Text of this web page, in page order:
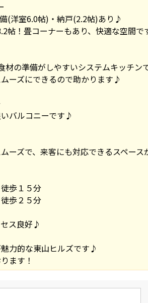
(洋室6.0帖)・納戸(2.2帖)あり♪
帖！畳コーナーもあり、快適な空間で
の準備がしやすいシステムキッチン
ーズにできるので助かります♪
バルコニーです♪
ーズで、来客にも対応できるスペース
歩１５分
歩２５分
ス良好♪
力的な東山ヒルズです♪
ます！